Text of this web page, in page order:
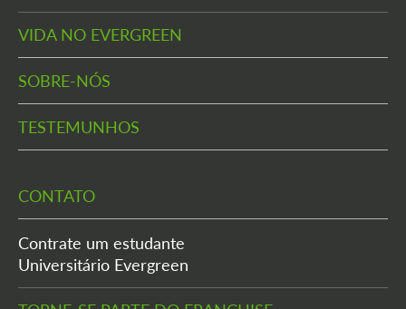
VIDA NO EVERGREEN
SOBRE-NÓS
TESTEMUNHOS
CONTATO
Contrate um estudante
Universitário Evergreen